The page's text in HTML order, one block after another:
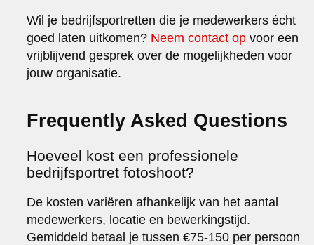
Wil je bedrijfsportretten die je medewerkers écht
goed laten uitkomen? Neem contact op voor een
vrijblijvend gesprek over de mogelijkheden voor
jouw organisatie.
Frequently Asked Questions
Hoeveel kost een professionele
bedrijfsportret fotoshoot?
De kosten variëren afhankelijk van het aantal
medewerkers, locatie en bewerkingstijd.
Gemiddeld betaal je tussen €75-150 per persoon